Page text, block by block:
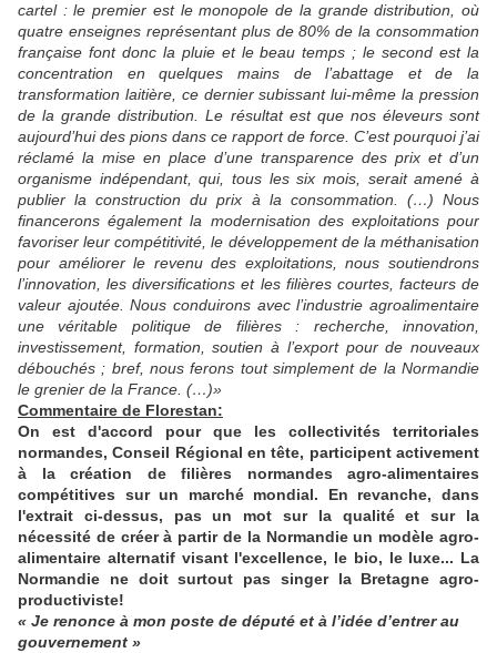
cartel : le premier est le monopole de la grande distribution, où
quatre enseignes représentant plus de 80% de la consommation
française font donc la pluie et le beau temps ; le second est la
concentration en quelques mains de l’abattage et de la
transformation laitière, ce dernier subissant lui-même la pression
de la grande distribution. Le résultat est que nos éleveurs sont
aujourd’hui des pions dans ce rapport de force. C’est pourquoi j’ai
réclamé la mise en place d’une transparence des prix et d’un
organisme indépendant, qui, tous les six mois, serait amené à
publier la construction du prix à la consommation. (…) Nous
financerons également la modernisation des exploitations pour
favoriser leur compétitivité, le développement de la méthanisation
pour améliorer le revenu des exploitations, nous soutiendrons
l’innovation, les diversifications et les filières courtes, facteurs de
valeur ajoutée. Nous conduirons avec l’industrie agroalimentaire
une véritable politique de filières : recherche, innovation,
investissement, formation, soutien à l’export pour de nouveaux
débouchés ; bref, nous ferons tout simplement de la Normandie
le grenier de la France. (…)»
Commentaire de Florestan:
On est d'accord pour que les collectivités territoriales
normandes, Conseil Régional en tête, participent activement
à la création de filières normandes agro-alimentaires
compétitives sur un marché mondial. En revanche, dans
l'extrait ci-dessus, pas un mot sur la qualité et sur la
nécessité de créer à partir de la Normandie un modèle agro-
alimentaire alternatif visant l'excellence, le bio, le luxe... La
Normandie ne doit surtout pas singer la Bretagne agro-
productiviste!
« Je renonce à mon poste de député et à l’idée d’entrer au
gouvernement »